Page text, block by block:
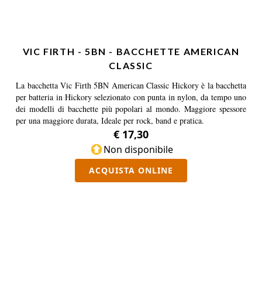
VIC FIRTH - 5BN - BACCHETTE AMERICAN
CLASSIC
La bacchetta Vic Firth 5BN American Classic Hickory è la bacchetta
per batteria in Hickory selezionato con punta in nylon, da tempo uno
dei modelli di bacchette più popolari al mondo. Maggiore spessore
per una maggiore durata, Ideale per rock, band e pratica.
€ 17,30
Non disponibile
ACQUISTA ONLINE